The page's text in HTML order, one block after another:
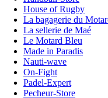
House of Rugby
La bagagerie du
La sellerie de Maé
Le Motard Bleu
Made in Paradis
Nauti-wave
On-Fight
Padel-Expert
Pecheur-Store